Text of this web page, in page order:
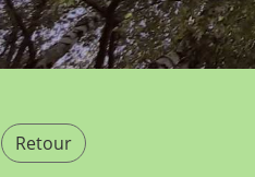
Retour